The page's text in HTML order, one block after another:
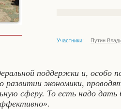
Участники: Путин
поддержки и, особо
развитии экономики,
сферу. То есть надо